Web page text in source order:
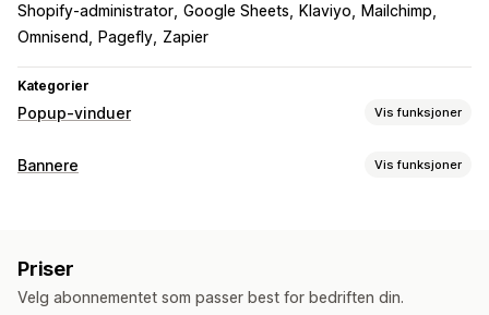
Shopify-administrator Google Sheets Klaviyo
Mailchimp
Omnisend
Pagefly Zapier
Kategorier
Popup-vinduer Vis funksjoner
Popup-typer
Popup-vinduer med advarsler
Popup-vinduer for samtykke
Popup-vinduer for omtaler
Bannere Vis funksjoner
E-postregistrering
Kampanje Nedtelling
Priser
Velg abonnementet som passer best for bedriften din.